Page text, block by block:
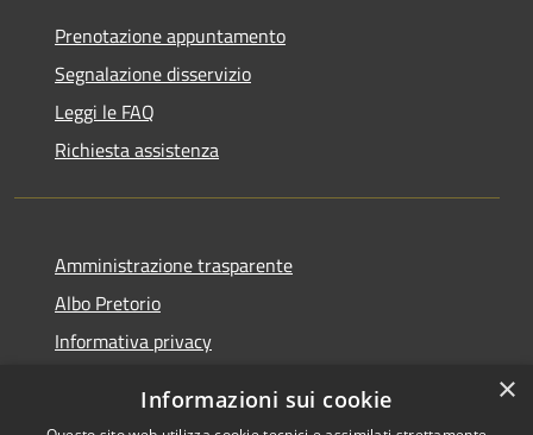
Prenotazione appuntamento
Segnalazione disservizio
Leggi le FAQ
Richiesta assistenza
Amministrazione trasparente
Albo Pretorio
Informativa privacy
Dichiarazione di accessibilità
×
Informazioni sui cookie